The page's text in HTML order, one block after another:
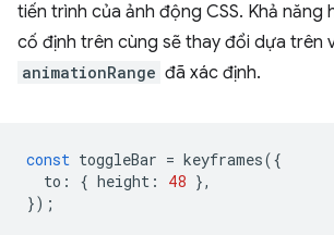
tiến trình của ảnh động CSS. Khả năng
cố định trên cùng sẽ thay đổi dựa trên
animationRange đã xác định.
const toggleBar = keyframes({
to : { height : 48 },
});